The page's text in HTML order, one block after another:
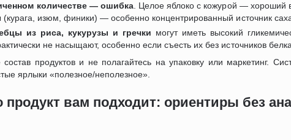
количестве — ошибка. Целое яблоко с кожурой — хороший
изюм, финики) — особенно концентрированный источник
из риса, кукурузы и гречки могут иметь высокий
не насыщают, особенно если съесть их без источников
продуктов и не полагайтесь на упаковку или маркетинг.
ярлыки «полезное/неполезное».
продукт вам подходит: ориентиры без